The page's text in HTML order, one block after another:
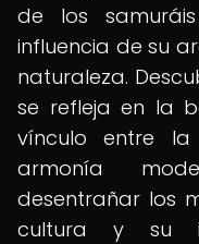
de los
influencia de su
naturaleza.
se refleja en la
vínculo entre
armonía
desentrañar los
cultura y su